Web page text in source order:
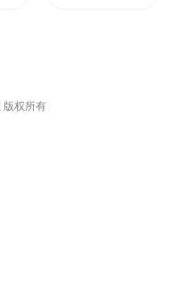
版权所有